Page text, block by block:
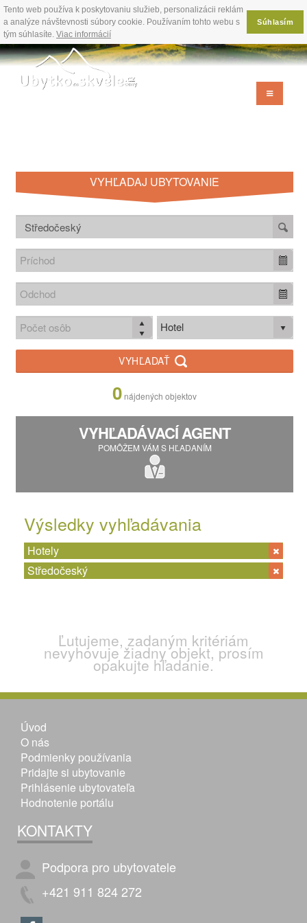
Tento web používa k poskytovaniu služieb, personalizácii reklám
a analýze návštevnosti súbory cookie. Používaním tohto webu s
tým súhlasíte. Viac informácií
Súhlasím
VYHĽADAJ UBYTOVANIE
Hotel
VYHĽADAŤ
0 nájdených objektov
VYHĽADÁVACÍ AGENT
POMÔŽEM VÁM S HĽADANÍM
Výsledky vyhľadávania
Hotely
Středočeský
Ľutujeme, zadaným kritériám
nevyhovuje žiadny objekt, prosím
opakujte hľadanie.
Úvod
O nás
Podmienky používania
Pridajte si ubytovanie
Prihlásenie ubytovateľa
Hodnotenie portálu
KONTAKTY
Podpora pro ubytovatele
+421 911 824 272